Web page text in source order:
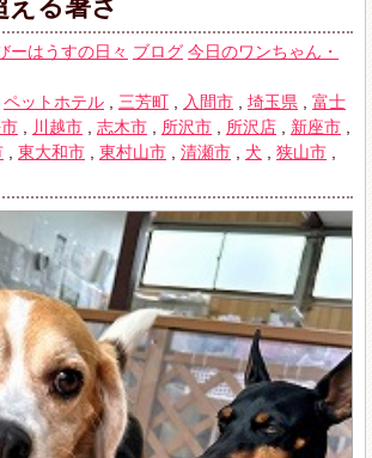
える暑さ
ーはうすの日々 ブログ 今日のワンちゃん・
ペットホテル 三芳町 入間市 埼玉県
富士
川越市 志木市 所沢市 所沢店 新座市
東大和市 東村山市 清瀬市 犬 狭山市